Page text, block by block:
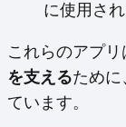
に使用され
これらのアプリ
を支えるため
ています。